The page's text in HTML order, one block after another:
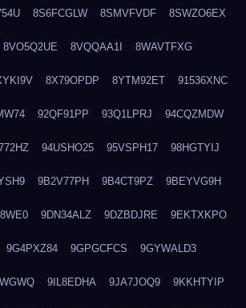
8S6FCGLW 8SMVFVDF 8SWZO6EX
8VO5Q2UE 8VQQAA1I 8WAVTFXG
8X79OPDP 8YTM92ET 91536XNC
92QF91PP 93Q1LPRJ 94CQZMDW
94USHO25 95VSPH17 98HGTYIJ
9B2V77PH 9B4CT9PZ 9BEYVG9H
9DN34ALZ 9DZBDJRE 9EKTXKPO
9G4PXZ84 9GPGCFCS 9GYWALD3
9IL8EDHA 9JA7JOQ9 9KKHTYIP